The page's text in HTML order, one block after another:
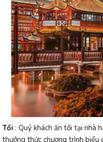
Tối : Quý khách ăn tối tại nhà
thưởng thức chương trình biểu